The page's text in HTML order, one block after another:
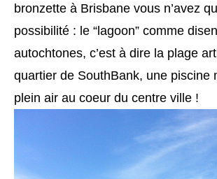
bronzette à Brisbane vous n’avez
possibilité : le “lagoon” comme
autochtones, c’est à dire la plage
quartier de SouthBank, une piscine
plein air au coeur du centre ville !